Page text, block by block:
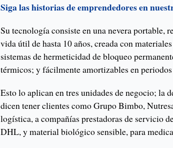
Siga las historias de emprendedores en
Su tecnología consiste en una nevera portable,
vida útil de hasta 10 años, creada con
sistemas de hermeticidad de bloqueo
térmicos; y fácilmente amortizables en
Esto lo aplican en tres unidades de negocio; la
dicen tener clientes como Grupo Bimbo,
logística, a compañías prestadoras de servicio
DHL, y material biológico sensible, para